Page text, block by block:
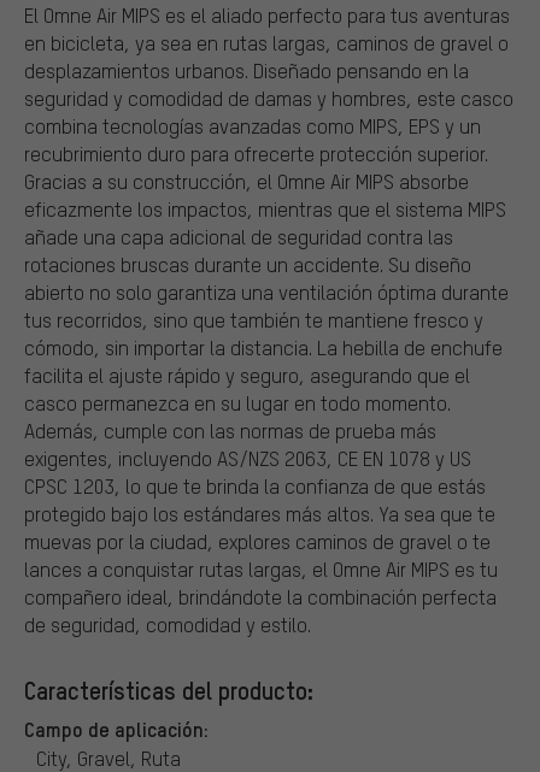
El Omne Air MIPS es el aliado perfecto para tus aventuras
en bicicleta, ya sea en rutas largas, caminos de gravel o
desplazamientos urbanos. Diseñado pensando en la
seguridad y comodidad de damas y hombres, este casco
combina tecnologías avanzadas como MIPS, EPS y un
recubrimiento duro para ofrecerte protección superior.
Gracias a su construcción, el Omne Air MIPS absorbe
eficazmente los impactos, mientras que el sistema MIPS
añade una capa adicional de seguridad contra las
rotaciones bruscas durante un accidente. Su diseño
abierto no solo garantiza una ventilación óptima durante
tus recorridos, sino que también te mantiene fresco y
cómodo, sin importar la distancia. La hebilla de enchufe
facilita el ajuste rápido y seguro, asegurando que el
casco permanezca en su lugar en todo momento.
Además, cumple con las normas de prueba más
exigentes, incluyendo AS/NZS 2063, CE EN 1078 y US
CPSC 1203, lo que te brinda la confianza de que estás
protegido bajo los estándares más altos. Ya sea que te
muevas por la ciudad, explores caminos de gravel o te
lances a conquistar rutas largas, el Omne Air MIPS es tu
compañero ideal, brindándote la combinación perfecta
de seguridad, comodidad y estilo.
Características del producto:
Campo de aplicación:
City, Gravel, Ruta